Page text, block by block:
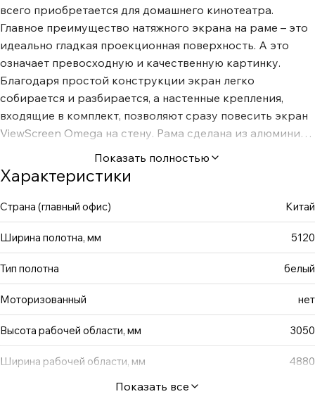
всего приобретается для домашнего кинотеатра.
Главное преимущество натяжного экрана на раме – это
идеально гладкая проекционная поверхность. А это
означает превосходную и качественную картинку.
Благодаря простой конструкции экран легко
собирается и разбирается, а настенные крепления,
входящие в комплект, позволяют сразу повесить экран
ViewScreen Omega на стену. Рама сделана из алюминия,
ее ширина 80мм. По внутреннему периметру рамы есть
специальные скосы, которые позволяют избежать
появления теней на изображении. Данный экран создан
для того, чтобы в полной мере насладиться просмотром
различного контента в домашней обстановке. Но
помимо домашнего использования, экран ViewScreen
Omega подойдет и для бизнес-задач (различные
семинары, презентации, выставки).
Показать полностью
Характеристики
Страна (главный офис) Китай
Ширина полотна, мм 5120
Тип полотна белый
Моторизованный нет
Высота рабочей области, мм 3050
Ширина рабочей области, мм 4880
Показать все